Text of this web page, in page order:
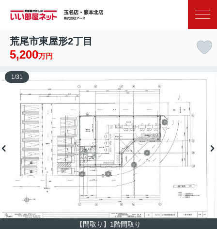
荒尾市東屋形2丁目
5,200万円
【間取り】1階間取り
1 /31